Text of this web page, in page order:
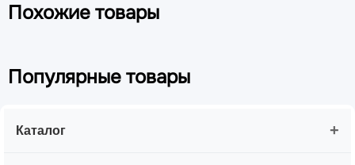
Похожие товары
Популярные товары
Каталог +